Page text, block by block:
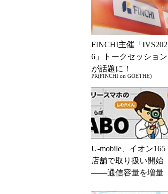
FINCHI主催「IVS202
6」トークセッション
が話題に！
PR(FINCHI on GOETHE)
U-mobile、イオン165
店舗で取り扱い開始
――通信容量を増量